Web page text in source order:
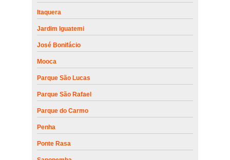
Itaquera
Jardim Iguatemi
José Bonifácio
Mooca
Parque São Lucas
Parque São Rafael
Parque do Carmo
Penha
Ponte Rasa